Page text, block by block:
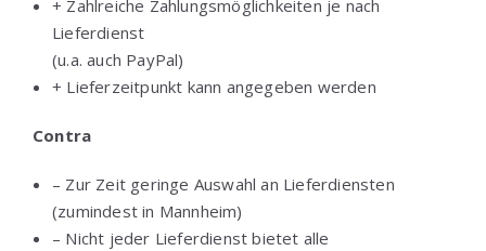
+ Zahlreiche Zahlungsmöglichkeiten je nach
Lieferdienst
(u.a. auch PayPal)
+ Lieferzeitpunkt kann angegeben werden
Contra
– Zur Zeit geringe Auswahl an Lieferdiensten
(zumindest in Mannheim)
– Nicht jeder Lieferdienst bietet alle